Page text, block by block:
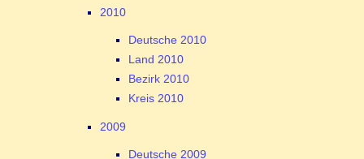
2010
Deutsche 2010
Land 2010
Bezirk 2010
Kreis 2010
2009
Deutsche 2009